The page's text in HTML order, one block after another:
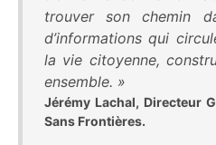
trouver son chemin
d’informations qui
la vie citoyenne,
ensemble. »
Jérémy Lachal, Directeur
Sans Frontières.